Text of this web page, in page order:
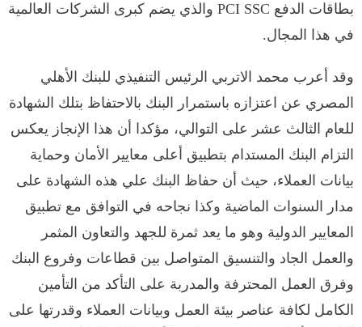
بطاقات الدفع PCI SSC والذي يضم كبرى الشركات العالمية
في هذا المجال.
وقد أعرب محمد الاتربي الرئيس التنفيذي للبنك الأهلي
المصري عن اعتزازه باستمرار البنك بالاحتفاظ بتلك الشهادة
للعام الثالث عشر على التوالي، مؤكدا أن هذا الإنجاز يعكس
التزام البنك المستدام بتطبيق أعلى معايير الأمان وحماية
بيانات العملاء، حيث أن حفاظ البنك علي هذه الشهادة على
مدار السنوات الماضية وكذا نجاحه في التوافق مع تطبيق
المعايير الدولية وهو ما يعد ثمرة للجهد والتعاون المثمر
والعمل الجاد والتنسيق المتواصل بين قطاعات وفروع البنك
وفرق العمل المحترفة والمدربة على التأكد من التأمين
الكامل لكافة عناصر بيئة العمل وبيانات العملاء وقدرتها على